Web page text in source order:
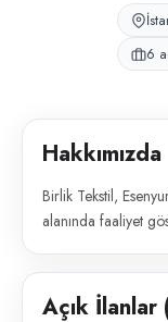
6
Hakkımızda
Birlik Tekstil,
alanında faaliyet
Açık İlanlar